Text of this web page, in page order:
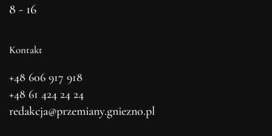
8 - 16
Kontakt
+48 606 917 918
+48 61 424 24 24
redakcja@przemiany.gniezno.pl